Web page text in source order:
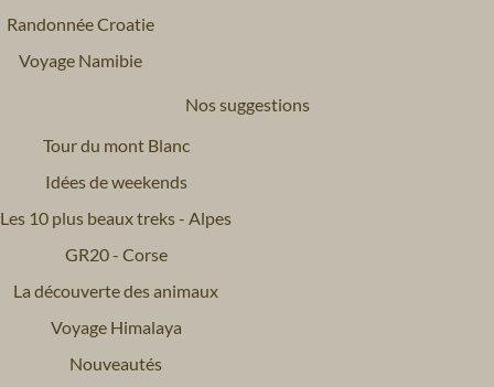
Randonnée Croatie
Voyage Namibie
Nos suggestions
Tour du mont Blanc
Idées de weekends
Les 10 plus beaux treks - Alpes
GR20 - Corse
La découverte des animaux
Voyage Himalaya
Nouveautés